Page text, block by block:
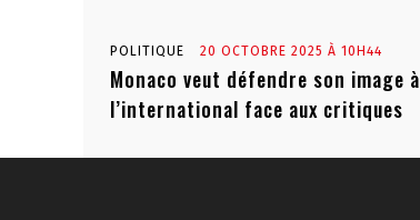
POLITIQUE 20 OCTOBRE 2025 À 10H44
Monaco veut défendre son image à
l’international face aux critiques